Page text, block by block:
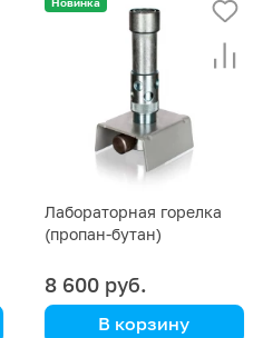
104 050) (Simax)
Лабораторная горелка
(пропан-бутан)
8 600 руб.
В корзину